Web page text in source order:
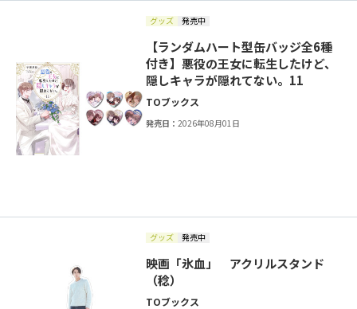
グッズ 発売中
【ランダムハート型缶バッジ全6種
付き】悪役の王女に転生したけど、
隠しキャラが隠れてない。11
TOブックス
発売日：2026年08月01日
グッズ 発売中
映画「氷血」 アクリルスタンド
（稔）
TOブックス